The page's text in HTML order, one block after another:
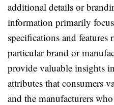
additional details or
information primarily
specifications and
particular brand or
provide valuable insights
attributes that consumers
and the manufacturers